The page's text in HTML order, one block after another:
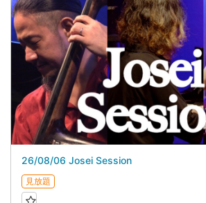
26/08/06 Josei Session
見放題